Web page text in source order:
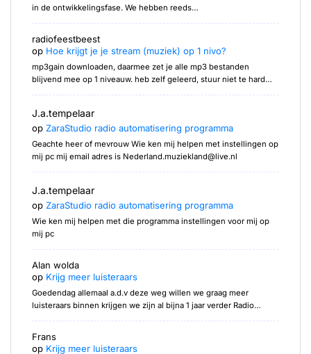
in de ontwikkelingsfase. We hebben reeds…
radiofeestbeest
op Hoe krijgt je je stream (muziek) op 1 nivo?
mp3gain downloaden, daarmee zet je alle mp3 bestanden
blijvend mee op 1 niveauw. heb zelf geleerd, stuur niet te hard…
J.a.tempelaar
op ZaraStudio radio automatisering programma
Geachte heer of mevrouw Wie ken mij helpen met instellingen op
mij pc mij email adres is Nederland.muziekland@live.nl
J.a.tempelaar
op ZaraStudio radio automatisering programma
Wie ken mij helpen met die programma instellingen voor mij op
mij pc
Alan wolda
op Krijg meer luisteraars
Goedendag allemaal a.d.v deze weg willen we graag meer
luisteraars binnen krijgen we zijn al bijna 1 jaar verder Radio…
Frans
op Krijg meer luisteraars